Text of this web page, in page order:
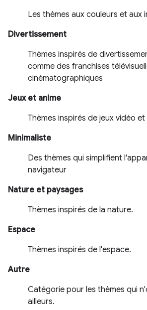
Les thèmes aux couleurs et aux
Divertissement
Thèmes inspirés de
comme des franchises
cinématographiques
Jeux et anime
Thèmes inspirés de jeux vidéo et
Minimaliste
Des thèmes qui simplifient
navigateur
Nature et paysages
Thèmes inspirés de la nature.
Espace
Thèmes inspirés de l'espace.
Autre
Catégorie pour les thèmes qui
ailleurs.